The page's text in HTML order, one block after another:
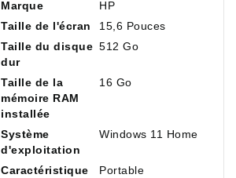
Marque
HP
Taille de l'écran
15,6 Pouces
Taille du disque
dur
512 Go
Taille de la
mémoire RAM
installée
16 Go
Système
d'exploitation
Windows 11 Home
Caractéristique
Portable